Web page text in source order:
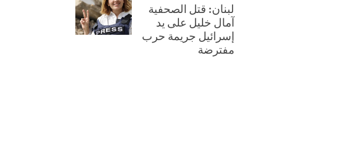
لبنان: قتل الصحفية
آمال خليل على يد
إسرائيل جريمة حرب
مفترضة